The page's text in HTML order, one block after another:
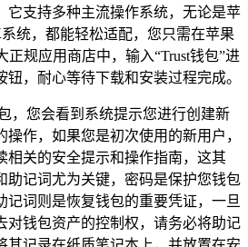
它支持多种主流操作系统，无论是苹
统，都能轻松适配，您只需在苹果
正规应用商店中，输入“Trust钱包”进
，耐心等待下载和安装过程完成。
，您会看到系统提示您进行创建新
作，如果您是初次使用的新用户，
相关的安全提示和操作指南，这其
助记词尤为关键，密码是保护您钱包
记词则是恢复钱包的重要凭证，一旦
对钱包资产的控制权，请务必将助记